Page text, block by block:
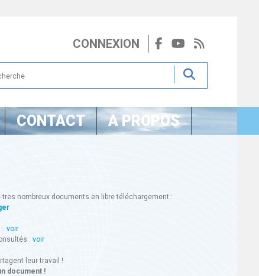
CONNEXION
CONTACT A PROPOS
tres nombreux documents en libre téléchargement :
voir
: voir
leur travail !
document !